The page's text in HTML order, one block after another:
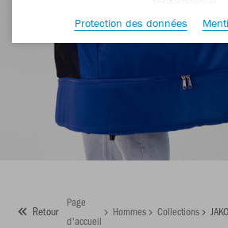
Retour
Page
d'accueil
Hommes Collections
Protection des données